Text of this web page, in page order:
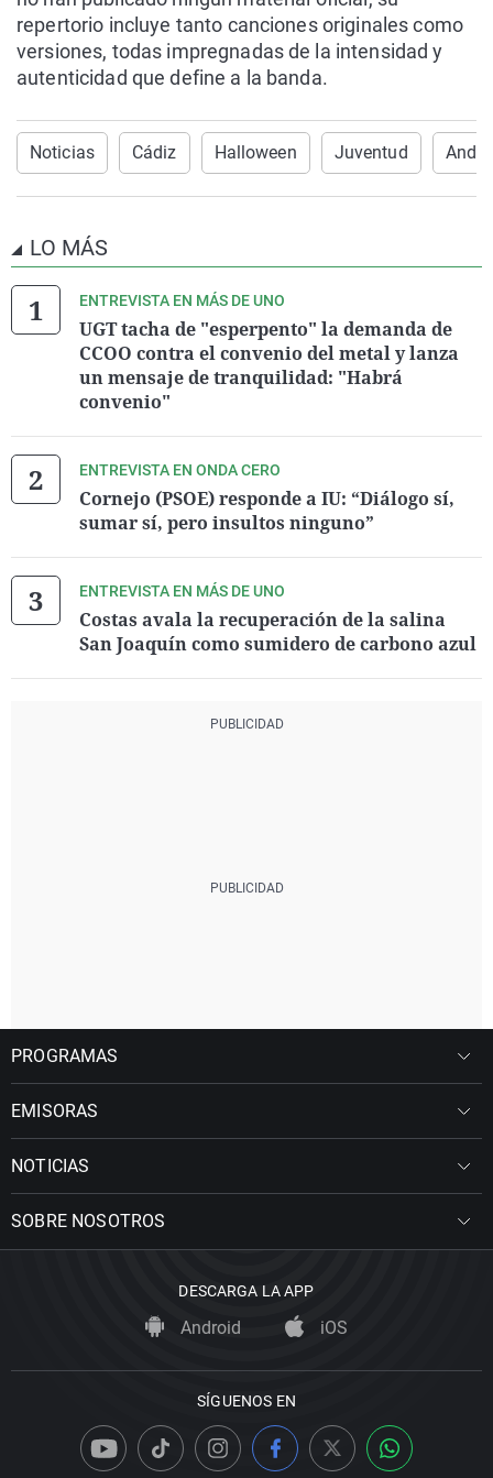
repertorio incluye tanto canciones originales como
versiones, todas impregnadas de la intensidad y
autenticidad que define a la banda.
Noticias Cádiz Halloween Juventud
LO MÁS
ENTREVISTA EN MÁS DE UNO
UGT tacha de "esperpento" la demanda de
CCOO contra el convenio del metal y lanza
un mensaje de tranquilidad: "Habrá
convenio"
ENTREVISTA EN ONDA CERO
Cornejo (PSOE) responde a IU: “Diálogo sí,
sumar sí, pero insultos ninguno”
ENTREVISTA EN MÁS DE UNO
Costas avala la recuperación de la salina
San Joaquín como sumidero de carbono azul
PROGRAMAS
EMISORAS
NOTICIAS
SOBRE NOSOTROS
DESCARGA LA APP
Android iOS
SÍGUENOS EN